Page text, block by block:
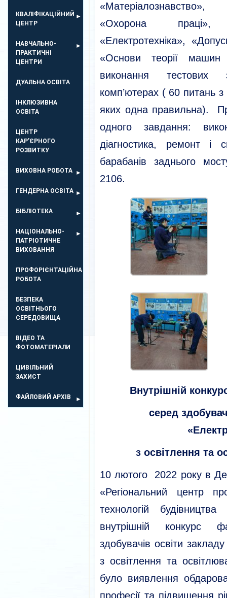
КВАЛІФІКАЦІЙНИЙ
ЦЕНТР
НАВЧАЛЬНО-
ПРАКТИЧНІ
ЦЕНТРИ
ДУАЛЬНА ОСВІТА
ІНКЛЮЗИВНА
ОСВІТА
ЦЕНТР
КАР’ЄРНОГО
РОЗВИТКУ
ВИХОВНА РОБОТА
ГЕНДЕРНА ОСВІТА
БІБЛІОТЕКА
НАЦІОНАЛЬНО-
ПАТРІОТИЧНЕ
ВИХОВАННЯ
ПРОФОРІЄНТАЦІЙНА
РОБОТА
БЕЗПЕКА
ОСВIТНЬОГО
СЕРЕДОВИЩА
ВІДЕО ТА
ФОТОМАТЕРІАЛИ
ЦИВІЛЬНИЙ
ЗАХИСТ
ФАЙЛОВИЙ АРХІВ
«Охорона праці»,
«Електротехніка»,
«Основи теорії
виконання тестових
комп’ютерах ( 60 питань з
яких одна правильна).
одного завдання:
діагностика, ремонт і
барабанів заднього
2106.
Внутрішній
серед
з освітлення та
10 лютого 2022 року в
«Регіональний центр
технологій
внутрішній конкурс
здобувачів освіти
з освітлення та
було виявлення
професії та підвищення